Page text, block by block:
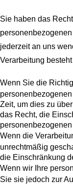
Sie haben das
jederzeit an uns
Verarbeitung
Wenn Sie die
Zeit, um dies zu
das Recht, die
Wenn die
unrechtmäßig
die Einschränkung
Wenn wir Ihre
Sie sie jedoch zur